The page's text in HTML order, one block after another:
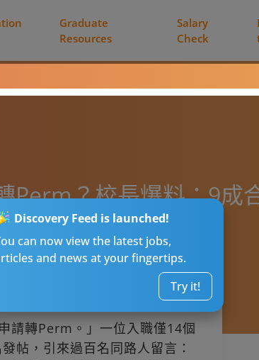
Graduate
Resources
Salary
Check
Discovery Feed is launched!
can now view the latest jobs,
and news at your fingertips.
Try it!
Perm？校長爆料：9成
請轉Perm。」一位入職僅14個
帖，引來過百名同路人留言：